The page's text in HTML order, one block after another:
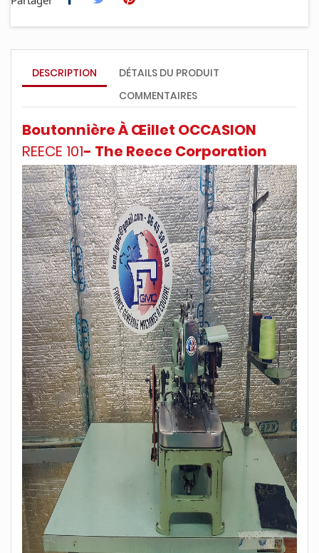
DESCRIPTION
DÉTAILS DU PRODUIT
COMMENTAIRES
Boutonnière À Œillet OCCASION
REECE 101- The Reece Corporation